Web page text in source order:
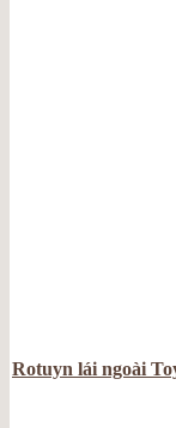
Rotuyn lái ngoài